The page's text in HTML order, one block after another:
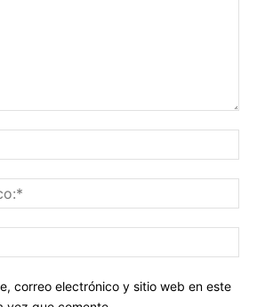
correo electrónico y sitio web en este